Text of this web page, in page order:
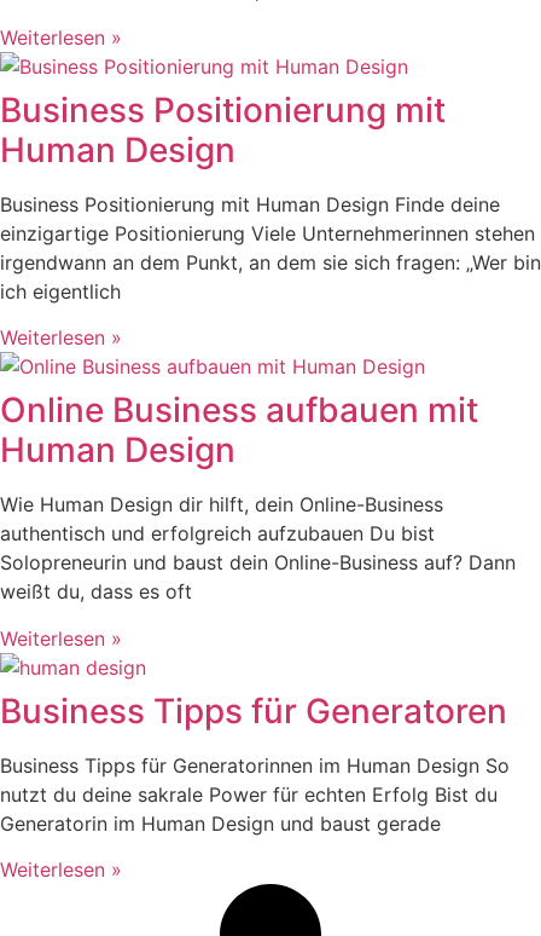
Weiterlesen »
Business Positionierung mit
Human Design
Business Positionierung mit Human Design Finde deine
einzigartige Positionierung Viele Unternehmerinnen stehen
irgendwann an dem Punkt, an dem sie sich fragen: „Wer bin
ich eigentlich
Weiterlesen »
Online Business aufbauen mit
Human Design
Wie Human Design dir hilft, dein Online-Business
authentisch und erfolgreich aufzubauen Du bist
Solopreneurin und baust dein Online-Business auf? Dann
weißt du, dass es oft
Weiterlesen »
Business Tipps für Generatoren
Business Tipps für Generatorinnen im Human Design So
nutzt du deine sakrale Power für echten Erfolg Bist du
Generatorin im Human Design und baust gerade
Weiterlesen »